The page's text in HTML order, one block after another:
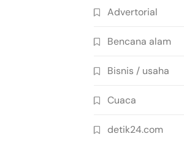
Advertorial
Bencana alam
Bisnis / usaha
Cuaca
detik24.com